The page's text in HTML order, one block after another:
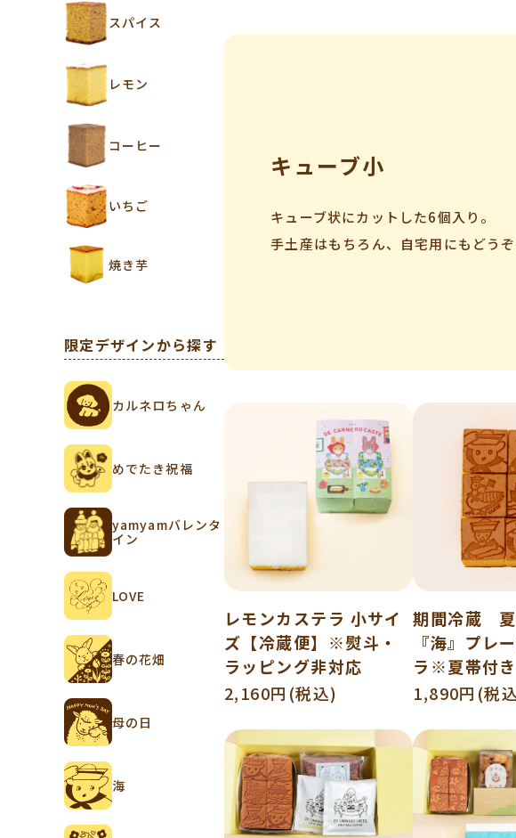
スパイス
レモン
コーヒー
いちご
焼き芋
限定デザインから探す
カルネロちゃん
めでたき祝福
yamyamバレンタ
イン
LOVE
春の花畑
母の日
海
キューブ小
キューブ状にカットした6個入り。
手土産はもちろん、自宅用にもどうぞ
レモンカステラ 小サイ
ズ【冷蔵便】※熨斗・
ラッピング非対応
2,160円(税込)
期間冷蔵 夏
『海』プレ
ラ※夏帯付き
1,890円(税